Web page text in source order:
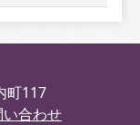
町117
い合わせ